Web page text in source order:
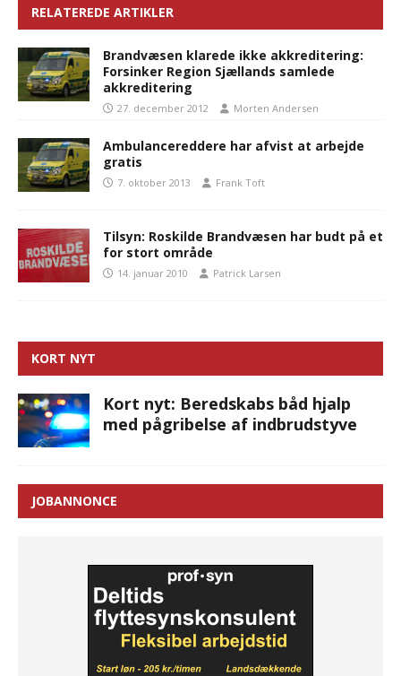
RELATEREDE ARTIKLER
Brandvæsen klarede ikke akkreditering:
Forsinker Region Sjællands samlede
akkreditering
27. december 2012 Morten Andersen
Ambulancereddere har afvist at arbejde
gratis
7. oktober 2013 Frank Toft
Tilsyn: Roskilde Brandvæsen har budt på et
for stort område
14. januar 2010 Patrick Larsen
KORT NYT
Kort nyt: Beredskabs båd hjalp
med pågribelse af indbrudstyve
JOBANNONCE